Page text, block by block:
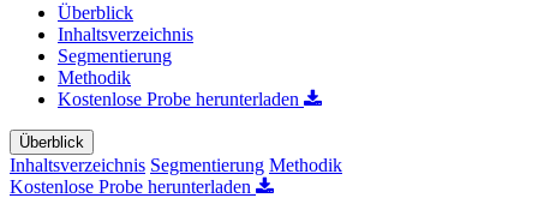
Überblick
Inhaltsverzeichnis
Segmentierung
Methodik
Kostenlose Probe herunterladen
Überblick
Inhaltsverzeichnis Segmentierung Methodik
Kostenlose Probe herunterladen